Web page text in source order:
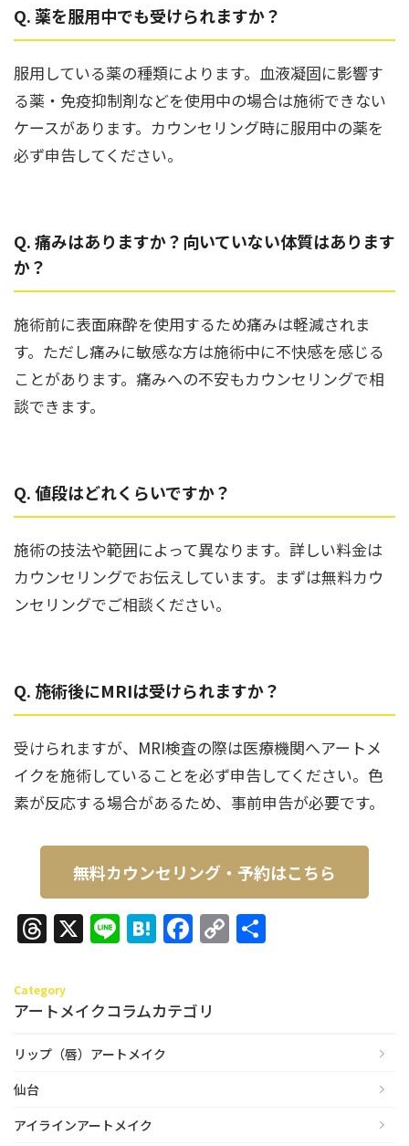
Category
アートメイクコラムカテゴリ
リップ（唇）アートメイク
仙台
アイラインアートメイク
Q. 薬を服用中でも受けられますか？
服用している薬の種類によります。血液凝固に影響す
る薬・免疫抑制剤などを使用中の場合は施術できない
ケースがあります。カウンセリング時に服用中の薬を
必ず申告してください。
Q. 痛みはありますか？向いていない体質はあります
か？
施術前に表面麻酔を使用するため痛みは軽減されま
す。ただし痛みに敏感な方は施術中に不快感を感じる
ことがあります。痛みへの不安もカウンセリングで相
談できます。
Q. 値段はどれくらいですか？
施術の技法や範囲によって異なります。詳しい料金は
カウンセリングでお伝えしています。まずは無料カウ
ンセリングでご相談ください。
Q. 施術後にMRIは受けられますか？
受けられますが、MRI検査の際は医療機関へアートメ
イクを施術していることを必ず申告してください。色
素が反応する場合があるため、事前申告が必要です。
無料カウンセリング・予約はこちら
Threads
X LineHatena
Facebook
Copy